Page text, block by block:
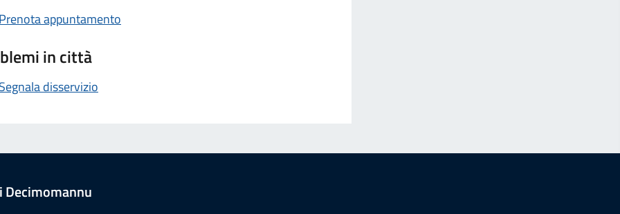
appuntamento
in città
disservizio
Decimomannu